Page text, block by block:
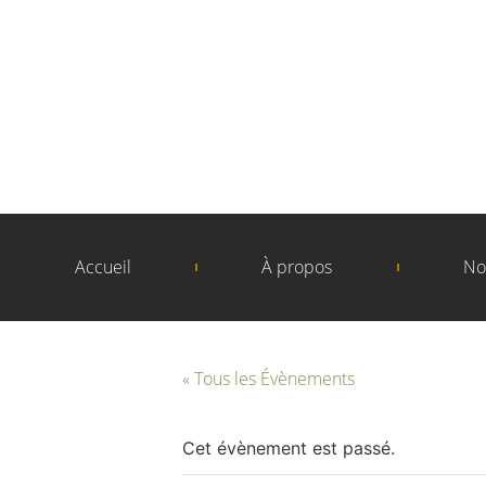
Accueil À propos
« Tous les Évènements
Cet évènement est passé.